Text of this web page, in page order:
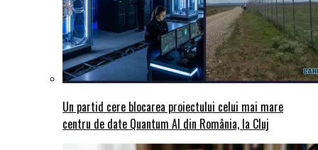
Un partid cere blocarea proiectului celui mai mare
centru de date Quantum AI din România, la Cluj